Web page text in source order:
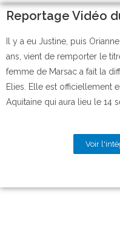
Reportage Vidéo
Il y a eu Justine, puis
ans, vient de remporter le
femme de Marsac a fait la
Elies. Elle est officiellement
Aquitaine qui aura lieu le 14
Voir